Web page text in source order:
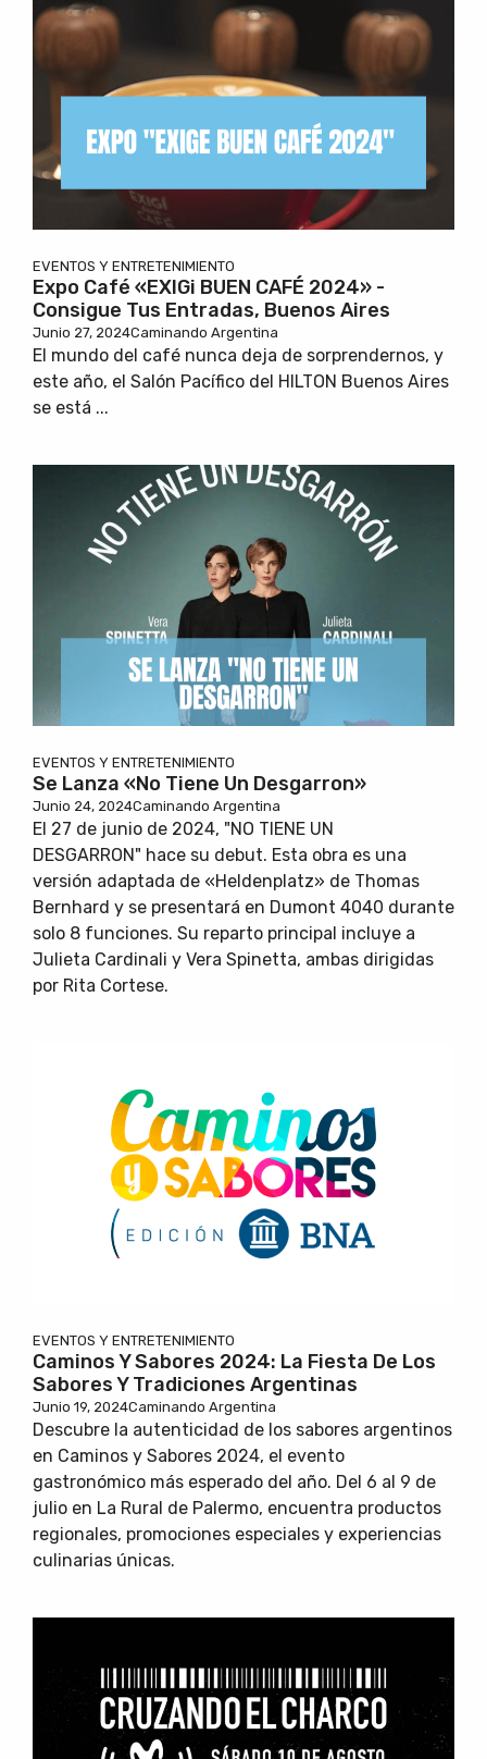
EVENTOS Y ENTRETENIMIENTO
Expo Café «EXIGi BUEN CAFÉ 2024» -
Consigue Tus Entradas, Buenos Aires
Junio 27, 2024Caminando Argentina
El mundo del café nunca deja de sorprendernos, y
este año, el Salón Pacífico del HILTON Buenos Aires
se está ...
EVENTOS Y ENTRETENIMIENTO
Se Lanza «No Tiene Un Desgarron»
Junio 24, 2024Caminando Argentina
El 27 de junio de 2024, "NO TIENE UN
DESGARRON" hace su debut. Esta obra es una
versión adaptada de «Heldenplatz» de Thomas
Bernhard y se presentará en Dumont 4040 durante
solo 8 funciones. Su reparto principal incluye a
Julieta Cardinali y Vera Spinetta, ambas dirigidas
por Rita Cortese.
EVENTOS Y ENTRETENIMIENTO
Caminos Y Sabores 2024: La Fiesta De Los
Sabores Y Tradiciones Argentinas
Junio 19, 2024Caminando Argentina
Descubre la autenticidad de los sabores argentinos
en Caminos y Sabores 2024, el evento
gastronómico más esperado del año. Del 6 al 9 de
julio en La Rural de Palermo, encuentra productos
regionales, promociones especiales y experiencias
culinarias únicas.